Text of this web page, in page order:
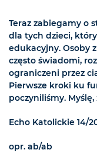
Teraz zabiegamy o
dla tych dzieci,
edukacyjny. Osoby
często świadomi,
ograniczeni przez
Pierwsze kroki ku
poczyniliśmy.
Echo Katolickie 14/
opr. ab/ab